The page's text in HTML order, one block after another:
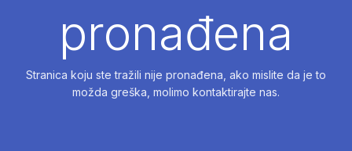
pronađena
Stranica koju ste tražili nije pronađena, ako mislite da je to
možda greška, molimo kontaktirajte nas.